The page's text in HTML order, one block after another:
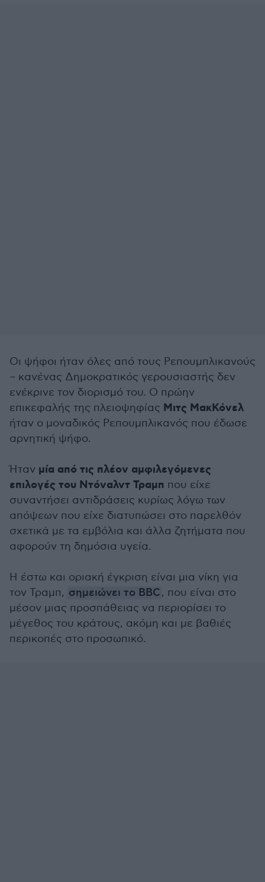
Οι ψήφοι ήταν όλες από τους Ρεπουμπλικανούς
– κανένας Δημοκρατικός γερουσιαστής δεν
ενέκρινε τον διορισμό του. Ο πρώην
επικεφαλής της πλειοψηφίας Μιτς ΜακΚόνελ
ήταν ο μοναδικός Ρεπουμπλικανός που έδωσε
αρνητική ψήφο.
Ήταν μία από τις πλέον αμφιλεγόμενες
επιλογές του Ντόναλντ Τραμπ που είχε
συναντήσει αντιδράσεις κυρίως λόγω των
απόψεων που είχε διατυπώσει στο παρελθόν
σχετικά με τα εμβόλια και άλλα ζητήματα που
αφορούν τη δημόσια υγεία.
Η έστω και οριακή έγκριση είναι μια νίκη για
τον Τραμπ, σημειώνει το BBC, που είναι στο
μέσον μιας προσπάθειας να περιορίσει το
μέγεθος του κράτους, ακόμη και με βαθιές
περικοπές στο προσωπικό.